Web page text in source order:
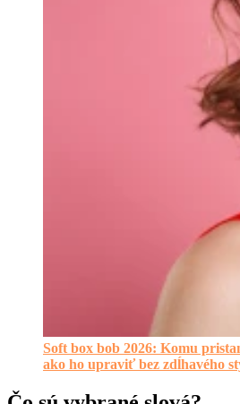
Soft box bob 2026: Komu
ako ho upraviť bez zdĺhavého